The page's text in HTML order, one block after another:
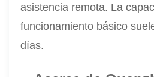
asistencia remota. La
funcionamiento básico
días.